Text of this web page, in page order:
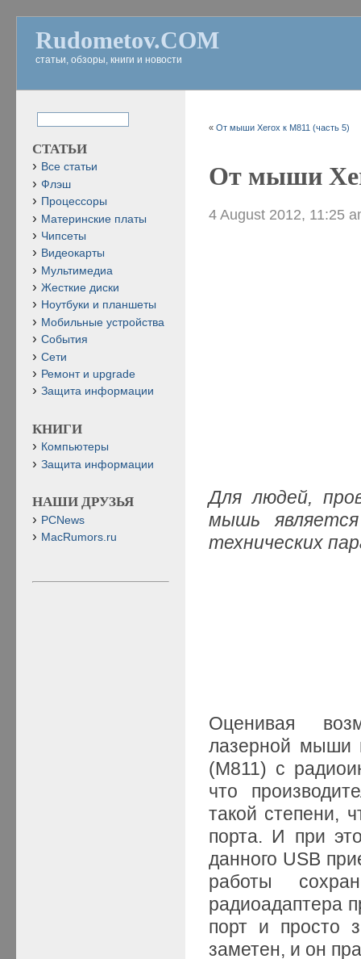
Rudometov.COM
статьи, обзоры, книги и новости
«От мыши Xerox к M811 (часть 5)
От мыши
4 August 2012, 11:25
Для людей,
мышь
технических
Оценивая
лазерной мыши
(M811) с
что
такой степени,
порта. И при
данного USB
работы
радиоадаптера
порт и просто
заметен, и он
СТАТЬИ
Все статьи
Флэш
Процессоры
Материнские платы
Чипсеты
Видеокарты
Мультимедиа
Жесткие диски
Ноутбуки и планшеты
Мобильные устройства
События
Сети
Ремонт и upgrade
Защита информации
КНИГИ
Компьютеры
Защита информации
НАШИ ДРУЗЬЯ
PCNews
MacRumors.ru